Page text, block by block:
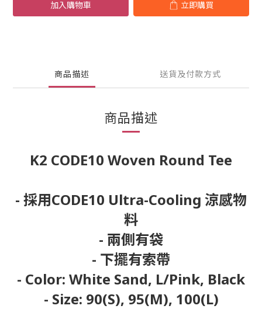
加入購物車 立即購買
商品描述 送貨及付款方式
商品描述
K2 CODE10 Woven Round Tee
- 採用CODE10 Ultra-Cooling 涼感物
料
- 兩側有袋
- 下擺有索帶
- Color: White Sand, L/Pink, Black
- Size: 90(S), 95(M), 100(L)